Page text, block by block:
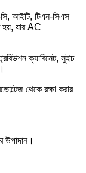
আইটি, টিএন-সিএস
হয়, যার AC
ক্যাবিনেট, সুইচ
থেকে রক্ষা করার
উপাদান।